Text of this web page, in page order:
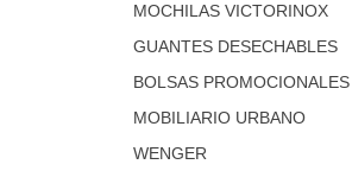
MOCHILAS VICTORINOX
GUANTES DESECHABLES
BOLSAS PROMOCIONALES
MOBILIARIO URBANO
WENGER